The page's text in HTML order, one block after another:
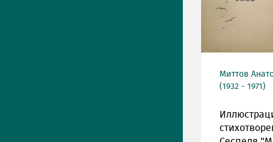
Миттов
(1932 - 1971)